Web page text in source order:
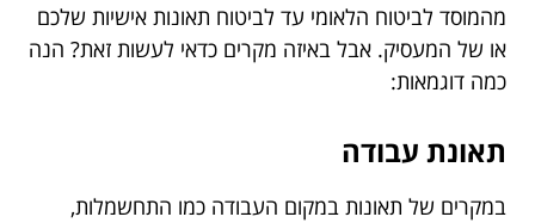
מהמוסד לביטוח הלאומי עד לביטוח תאונות אישיות שלכם
או של המעסיק. אבל באיזה מקרים כדאי לעשות זאת? הנה
כמה דוגמאות:
תאונת עבודה
במקרים של תאונות במקום העבודה כמו התחשמלות,